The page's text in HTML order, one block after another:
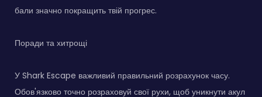
бали значно покращить твій прогрес.
Поради та хитрощі
У Shark Escape важливий правильний розрахунок часу.
Обов'язково точно розраховуй свої рухи, щоб уникнути акул